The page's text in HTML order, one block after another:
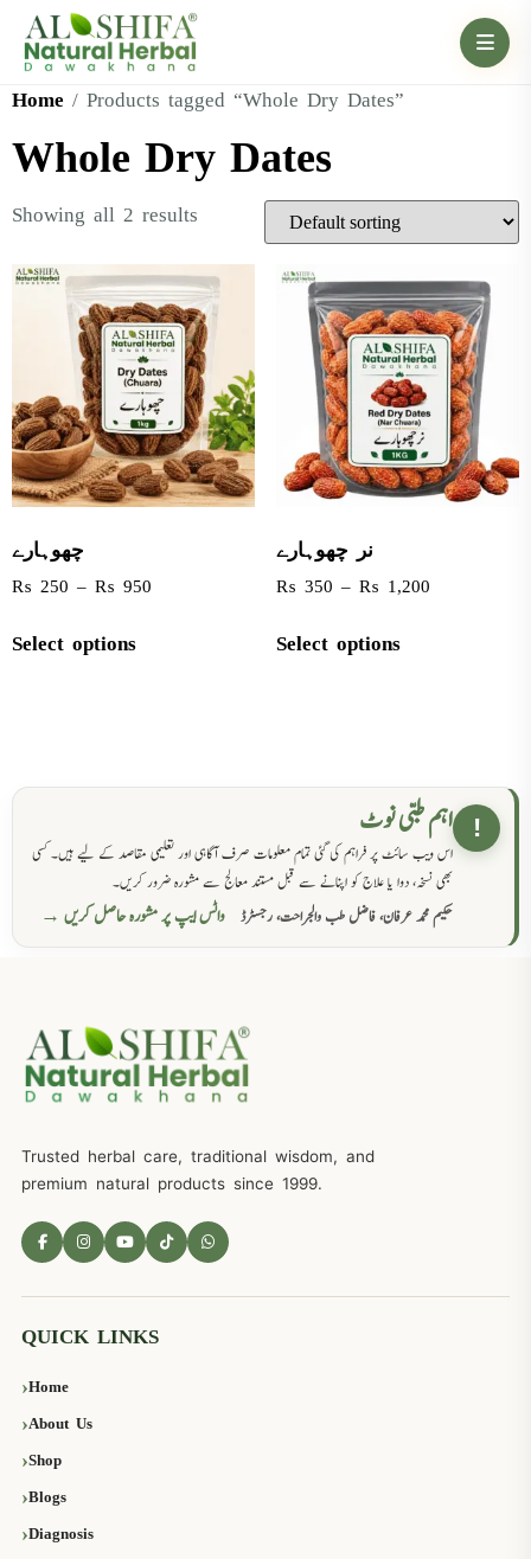
Home / Products tagged “Whole Dry Dates”
Whole Dry Dates
Showing all 2 results
چھوہارے
₨ 250 – ₨ 950
Select options
نر چھوہارے
₨ 350 – ₨ 1,200
Select options
! اہم طبی نوٹ
اس ویب سائٹ پر فراہم کی گئی تمام معلومات صرف آگاہی اور تعلیمی مقاصد کے لیے ہیں۔ کسی
بھی نسخہ، دوا یا علاج کو اپنانے سے قبل مستند معالج سے مشورہ ضرور کریں۔
حکیم محمد عرفان، فاضل طب والجراحت، رجسٹرڈ
واٹس ایپ پر مشورہ حاصل کریں →
Trusted herbal care, traditional wisdom, and
premium natural products since 1999.
QUICK LINKS
Home
About Us
Shop
Blogs
Diagnosis